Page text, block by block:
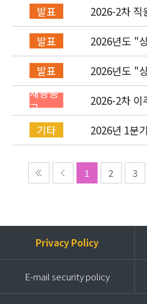
발표
2026-2차 직
자 발표 및
발표
2026년도 "
러, 몽)" 면
발표
2026년도 "
러, 몽)" 서
채용공
고
2026-2차 이
직원(기획운
협력부) 채
기타 2026년 1분
1 2 3
Privacy Policy
E-mail security policy